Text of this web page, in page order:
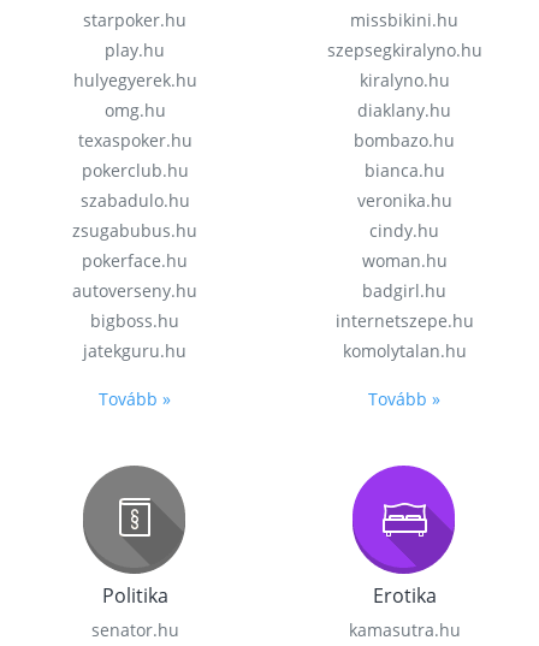
starpoker.hu
play.hu
hulyegyerek.hu
omg.hu
texaspoker.hu
pokerclub.hu
szabadulo.hu
zsugabubus.hu
pokerface.hu
autoverseny.hu
bigboss.hu
jatekguru.hu
Tovább »
missbikini.hu
szepsegkiralyno.hu
kiralyno.hu
diaklany.hu
bombazo.hu
bianca.hu
veronika.hu
cindy.hu
woman.hu
badgirl.hu
internetszepe.hu
komolytalan.hu
Tovább »
Politika
senator.hu
Erotika
kamasutra.hu